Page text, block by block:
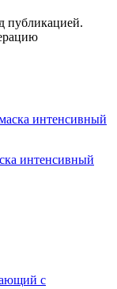
публикацией.
интенсивный